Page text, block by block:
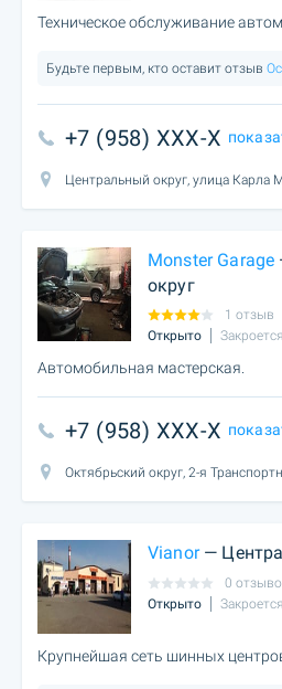
Техническое обслуживание
Будьте первым, кто оставит отзыв
+7 (958) XXX-X
Центральный округ, улица Карла
Monster Garage
округ
1 отзыв
Открыто
Автомобильная мастерская.
+7 (958) XXX-X
Октябрьский округ, 2-я
Vianor—
0
Открыто
Крупнейшая сеть шинных